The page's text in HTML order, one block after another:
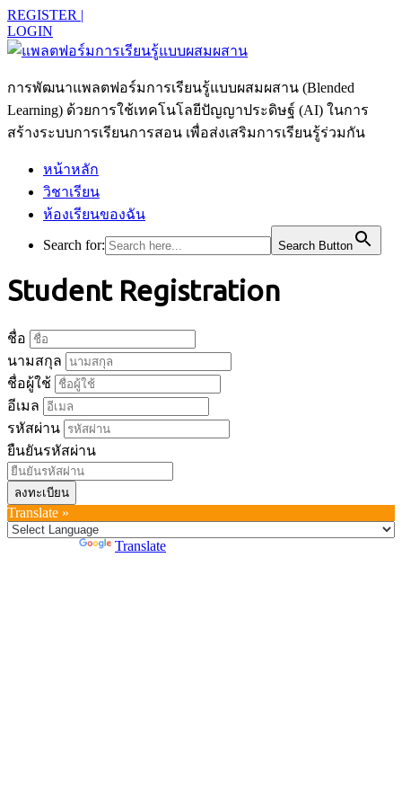
REGISTER |
LOGIN
การพัฒนาแพลตฟอร์มการเรียนรู้แบบผสมผสาน (Blended
Learning) ด้วยการใช้เทคโนโลยีปัญญาประดิษฐ์ (AI) ในการ
สร้างระบบการเรียนการสอน เพื่อส่งเสริมการเรียนรู้ร่วมกัน
หน้าหลัก
วิชาเรียน
ห้องเรียนของฉัน
Search for:
Search Button
Student Registration
ชื่อ
นามสกุล
ชื่อผู้ใช้
อีเมล
รหัสผ่าน
ยืนยันรหัสผ่าน
ลงทะเบียน
Translate »
Translate